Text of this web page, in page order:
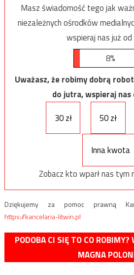
Masz świadomość tego jak
niezależnych ośrodków
wspieraj nas już
8%
Uważasz, że robimy dobrą
do jutra, wspieraj nas
30 zł
50 zł
Inna kwota
Zobacz kto wparł nas tym
Dziękujemy za pomoc prawną
https://kancelaria-litwin.pl
PODOBA CI SIĘ TO CO ROBIMY?
MAGNA